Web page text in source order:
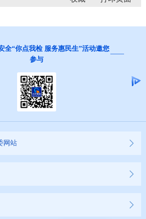
全“你点我检 服务惠民生”活动邀您
参与
网站